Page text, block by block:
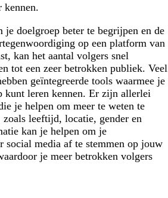
kennen.
doelgroep beter te begrijpen en de
op een platform van
kan het aantal volgers snel
tot een zeer betrokken publiek. Veel
geïntegreerde tools waarmee je
kunt leren kennen. Er zijn allerlei
je helpen om meer te weten te
leeftijd, locatie, gender en
kan je helpen om je
social media af te stemmen op jouw
je meer betrokken volgers